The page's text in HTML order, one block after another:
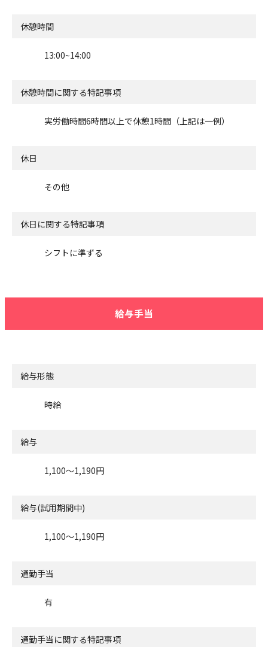
休憩時間
13:00~14:00
休憩時間に関する特記事項
実労働時間6時間以上で休憩1時間（上記は一例）
休日
その他
休日に関する特記事項
シフトに準ずる
給与手当
給与形態
時給
給与
1,100〜1,190円
給与(試用期間中)
1,100〜1,190円
通勤手当
有
通勤手当に関する特記事項